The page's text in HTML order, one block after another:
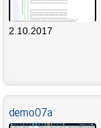
2.10.2017
demo07a